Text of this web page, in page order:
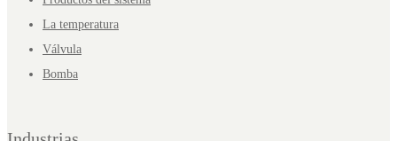
La temperatura
Válvula
Bomba